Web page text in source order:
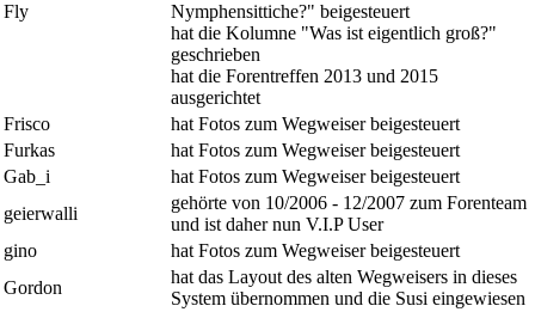
Fly
Nymphensittiche?" beigesteuert
hat die Kolumne "Was ist eigentlich groß?"
geschrieben
hat die Forentreffen 2013 und 2015
ausgerichtet
Frisco
hat Fotos zum Wegweiser beigesteuert
Furkas
hat Fotos zum Wegweiser beigesteuert
Gab_i
hat Fotos zum Wegweiser beigesteuert
geierwalli
gehörte von 10/2006 - 12/2007 zum Forenteam
und ist daher nun V.I.P User
gino
hat Fotos zum Wegweiser beigesteuert
Gordon
hat das Layout des alten Wegweisers in dieses
System übernommen und die Susi eingewiesen